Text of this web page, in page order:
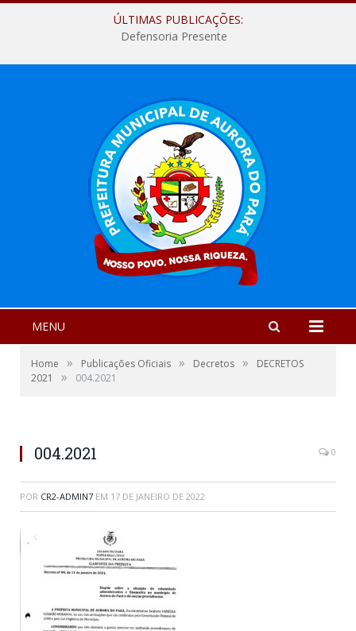
ÚLTIMAS PUBLICAÇÕES:
Defensoria Presente
MENU
Home » Publicações Oficiais » Decretos »
DECRETOS
2021
» 004.2021
004.2021 0
POR CR2-ADMIN7 EM 17 DE JANEIRO DE 2022